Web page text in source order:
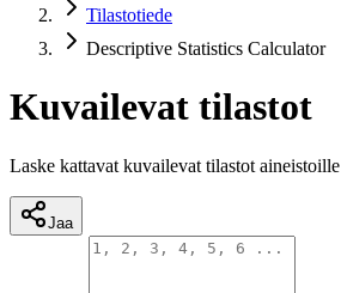
Tilastotiede
Descriptive Statistics Calculator
Kuvailevat tilastot
Laske kattavat kuvailevat tilastot aineistoille
Jaa